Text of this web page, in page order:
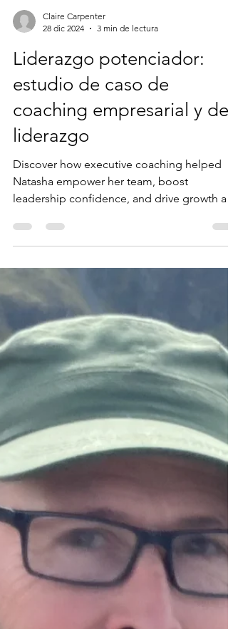
28 dic 2024
3 min de lectura
Liderazgo potenciador:
estudio de caso de
coaching empresarial y de
liderazgo
Discover how executive coaching helped
Edinburgh Open Workshop.